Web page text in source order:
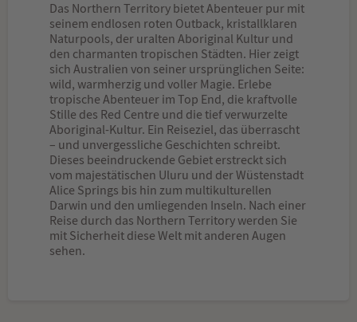
Das Northern Territory bietet Abenteuer pur mit
seinem endlosen roten Outback, kristallklaren
Naturpools, der uralten Aboriginal Kultur und
den charmanten tropischen Städten. Hier zeigt
sich Australien von seiner ursprünglichen Seite:
wild, warmherzig und voller Magie. Erlebe
tropische Abenteuer im Top End, die kraftvolle
Stille des Red Centre und die tief verwurzelte
Aboriginal-Kultur. Ein Reiseziel, das überrascht
– und unvergessliche Geschichten schreibt.
Dieses beeindruckende Gebiet erstreckt sich
vom majestätischen Uluru und der Wüstenstadt
Alice Springs bis hin zum multikulturellen
Darwin und den umliegenden Inseln. Nach einer
Reise durch das Northern Territory werden Sie
mit Sicherheit diese Welt mit anderen Augen
sehen.